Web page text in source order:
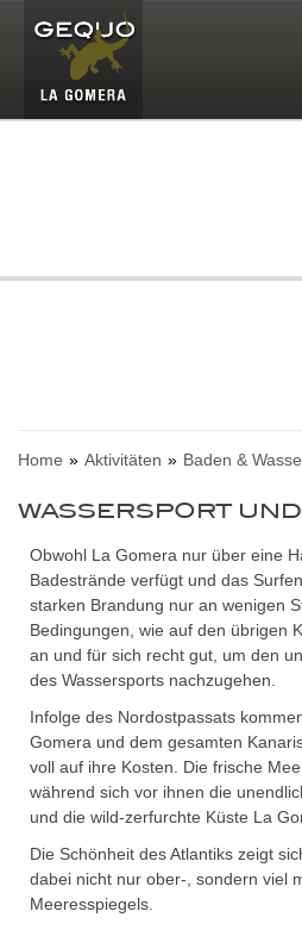
Home Aktivitäten Baden &
WASSERSPORT
Obwohl La Gomera nur über eine
Badestrände verfügt und das
starken Brandung nur an wenigen
Bedingungen, wie auf den übrigen
an und für sich recht gut, um den
des Wassersports nachzugehen.
Infolge des Nordostpassats
Gomera und dem gesamten
voll auf ihre Kosten. Die frische
während sich vor ihnen die
und die wild-zerfurchte Küste La
Die Schönheit des Atlantiks zeigt
dabei nicht nur ober-, sondern viel
Meeresspiegels.